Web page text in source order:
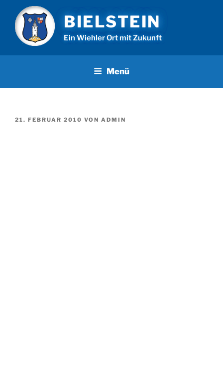
Inhalt
springen
BIELSTEIN
Ein Wiehler Ort mit Zukunft
Menü
VERÖFFENTLICHT
21. FEBRUAR 2010 VON ADMIN